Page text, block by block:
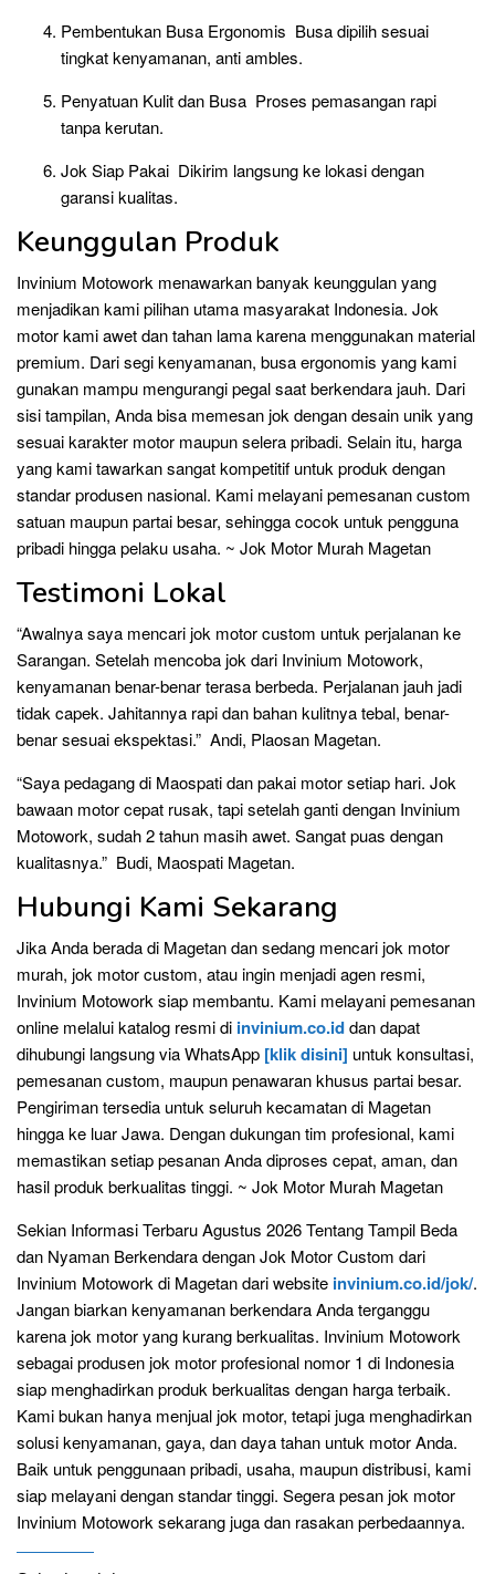
Pembentukan Busa Ergonomis Busa dipilih sesuai
tingkat kenyamanan, anti ambles.
Penyatuan Kulit dan Busa Proses pemasangan rapi
tanpa kerutan.
Jok Siap Pakai Dikirim langsung ke lokasi dengan
garansi kualitas.
Keunggulan Produk
Invinium Motowork menawarkan banyak keunggulan yang
menjadikan kami pilihan utama masyarakat Indonesia. Jok
motor kami awet dan tahan lama karena menggunakan material
premium. Dari segi kenyamanan, busa ergonomis yang kami
gunakan mampu mengurangi pegal saat berkendara jauh. Dari
sisi tampilan, Anda bisa memesan jok dengan desain unik yang
sesuai karakter motor maupun selera pribadi. Selain itu, harga
yang kami tawarkan sangat kompetitif untuk produk dengan
standar produsen nasional. Kami melayani pemesanan custom
satuan maupun partai besar, sehingga cocok untuk pengguna
pribadi hingga pelaku usaha. ~ Jok Motor Murah Magetan
Testimoni Lokal
“Awalnya saya mencari jok motor custom untuk perjalanan ke
Sarangan. Setelah mencoba jok dari Invinium Motowork,
kenyamanan benar-benar terasa berbeda. Perjalanan jauh jadi
tidak capek. Jahitannya rapi dan bahan kulitnya tebal, benar-
benar sesuai ekspektasi.” Andi, Plaosan Magetan.
“Saya pedagang di Maospati dan pakai motor setiap hari. Jok
bawaan motor cepat rusak, tapi setelah ganti dengan Invinium
Motowork, sudah 2 tahun masih awet. Sangat puas dengan
kualitasnya.” Budi, Maospati Magetan.
Hubungi Kami Sekarang
Jika Anda berada di Magetan dan sedang mencari jok motor
murah, jok motor custom, atau ingin menjadi agen resmi,
Invinium Motowork siap membantu. Kami melayani pemesanan
online melalui katalog resmi di invinium.co.iddan dapat
dihubungi langsung via WhatsApp [klik disini] untuk konsultasi,
pemesanan custom, maupun penawaran khusus partai besar.
Pengiriman tersedia untuk seluruh kecamatan di Magetan
hingga ke luar Jawa. Dengan dukungan tim profesional, kami
memastikan setiap pesanan Anda diproses cepat, aman, dan
hasil produk berkualitas tinggi. ~ Jok Motor Murah Magetan
Sekian Informasi Terbaru Agustus 2026 Tentang Tampil Beda
dan Nyaman Berkendara dengan Jok Motor Custom dari
Invinium Motowork di Magetan dari website invinium.co.id/jok/.
Jangan biarkan kenyamanan berkendara Anda terganggu
karena jok motor yang kurang berkualitas. Invinium Motowork
sebagai produsen jok motor profesional nomor 1 di Indonesia
siap menghadirkan produk berkualitas dengan harga terbaik.
Kami bukan hanya menjual jok motor, tetapi juga menghadirkan
solusi kenyamanan, gaya, dan daya tahan untuk motor Anda.
Baik untuk penggunaan pribadi, usaha, maupun distribusi, kami
siap melayani dengan standar tinggi. Segera pesan jok motor
Invinium Motowork sekarang juga dan rasakan perbedaannya.